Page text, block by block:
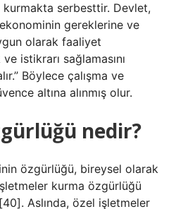
serbesttir. Devlet,
gereklerine ve
olarak faaliyet
istikrarı sağlamasını
Böylece çalışma ve
altına alınmış olur.
nedir?
özgürlüğü, bireysel olarak
kurma özgürlüğü
Aslında, özel işletmeler